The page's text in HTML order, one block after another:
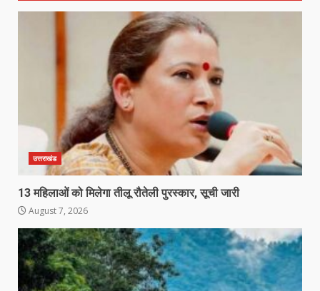
उत्तराखंड
13 महिलाओं को मिलेगा तीलू रौतेली पुरस्कार, सूची जारी
August 7, 2026